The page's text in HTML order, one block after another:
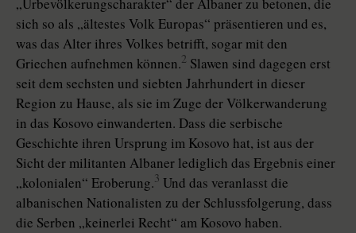
„Urbevölkerungscharakter“ der Albaner zu betonen, die
sich so als „ältestes Volk Europas“ präsentieren und es,
was das Alter ihres Volkes betrifft, sogar mit den
Griechen aufnehmen können.2 Slawen sind dagegen erst
seit dem sechsten und siebten Jahrhundert in dieser
Region zu Hause, als sie im Zuge der Völkerwanderung
in das Kosovo einwanderten. Dass die serbische
Geschichte ihren Ursprung im Kosovo hat, ist aus der
Sicht der militanten Albaner lediglich das Ergebnis einer
„kolonialen“ Eroberung.3 Und das veranlasst die
albanischen Nationalisten zu der Schlussfolgerung, dass
die Serben „keinerlei Recht“ am Kosovo haben.